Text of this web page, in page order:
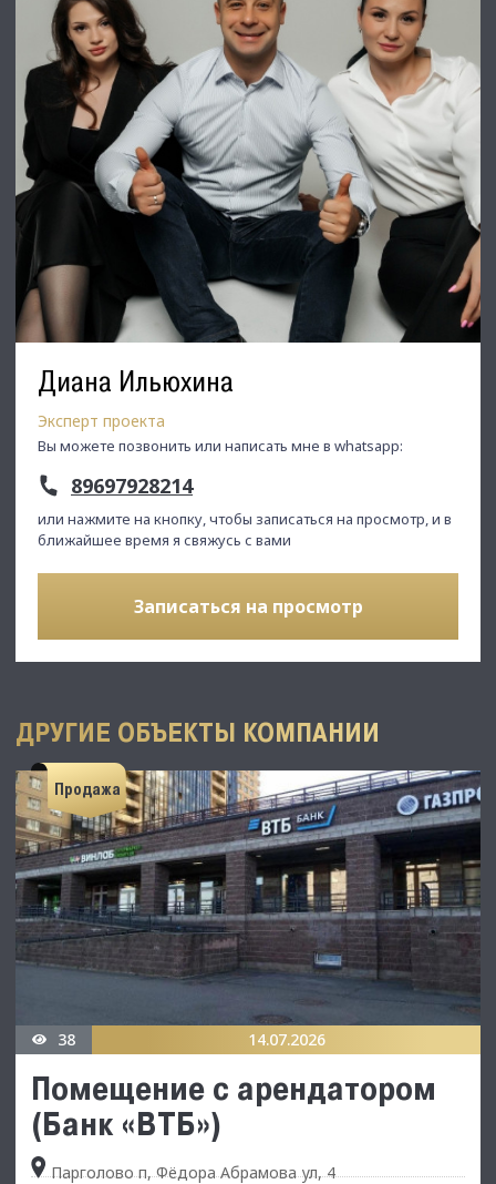
Диана Ильюхина
Эксперт проекта
Вы можете позвонить или написать мне в whatsapp:
89697928214
или нажмите на кнопку, чтобы записаться на просмотр, и в
ближайшее время я свяжусь с вами
Записаться на просмотр
⭐Заходите в наш профиль, чтобы ознакомиться с нашими
актуальными предложениями!
Если не нашли в нашем профиле то, что Вам подходит –
позвоните ☎, и мы обязательно подберем нужный объект
по самым выгодным условиям на рынке коммерческой
недвижимости!
⭐ Добавьте объявление в Избранное, чтобы не потерять!
С Уважением, Тлевалдэ.
Недвижимость Северо-Запада.
ДРУГИЕ ОБЪЕКТЫ КОМПАНИИ
Продажа
38 14.07.2026
Помещение с аpeндaтopoм
(Бaнк «ВТБ»)
Парголово п, Фёдора Абрамова ул, 4